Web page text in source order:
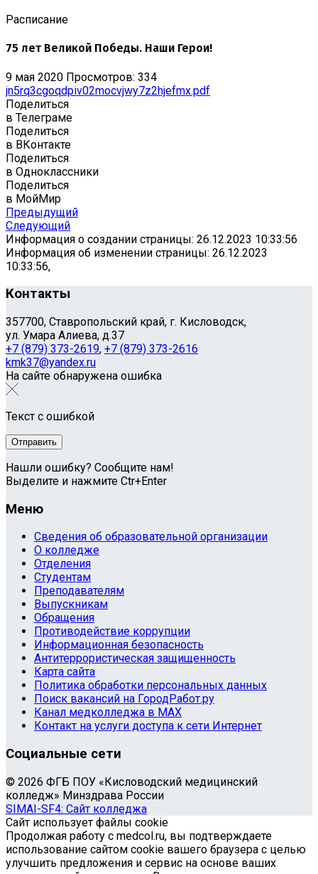
Расписание
75 лет Великой Победы. Наши Герои!
9 мая 2020 Просмотров: 334
jn5rq3cgoqdpiv02mocvjwy7z2hjefmx.pdf
Поделиться
в Телеграме
Поделиться
в ВКонтакте
Поделиться
в Одноклассники
Поделиться
в МойМир
Предыдущий
Следующий
Информация о создании страницы: 26.12.2023 10:33:56
Информация об изменении страницы: 26.12.2023
10:33:56,
Контакты
357700, Ставропольский край, г. Кисловодск,
ул. Умара Алиева, д.37
+7 (879) 373-2619, +7 (879) 373-2616
kmk37@yandex.ru
На сайте обнаружена ошибка
Текст с ошибкой
Нашли ошибку? Сообщите нам!
Выделите и нажмите Ctr+Enter
Меню
Сведения об образовательной организации
О колледже
Отделения
Студентам
Преподавателям
Выпускникам
Обращения
Противодействие коррупции
Информационная безопасность
Антитеррористическая защищенность
Карта сайта
Политика обработки персональных данных
Поиск вакансий на ГородРабот.ру
Канал медколледжа в MAX
Контакт на услуги доступа к сети Интернет
Социальные сети
© 2026 ФГБ ПОУ «Кисловодский медицинский
колледж» Минздрава России
SIMAI-SF4: Сайт колледжа
Сайт использует файлы cookie
Продолжая работу с medcol.ru, вы подтверждаете
использование сайтом cookie вашего браузера с целью
улучшить предложения и сервис на основе ваших